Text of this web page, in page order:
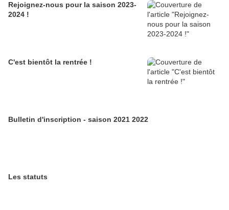
Rejoignez-nous pour la saison 2023-
2024 !
C'est bientôt la rentrée !
Bulletin d'inscription - saison 2021 2022
Les statuts